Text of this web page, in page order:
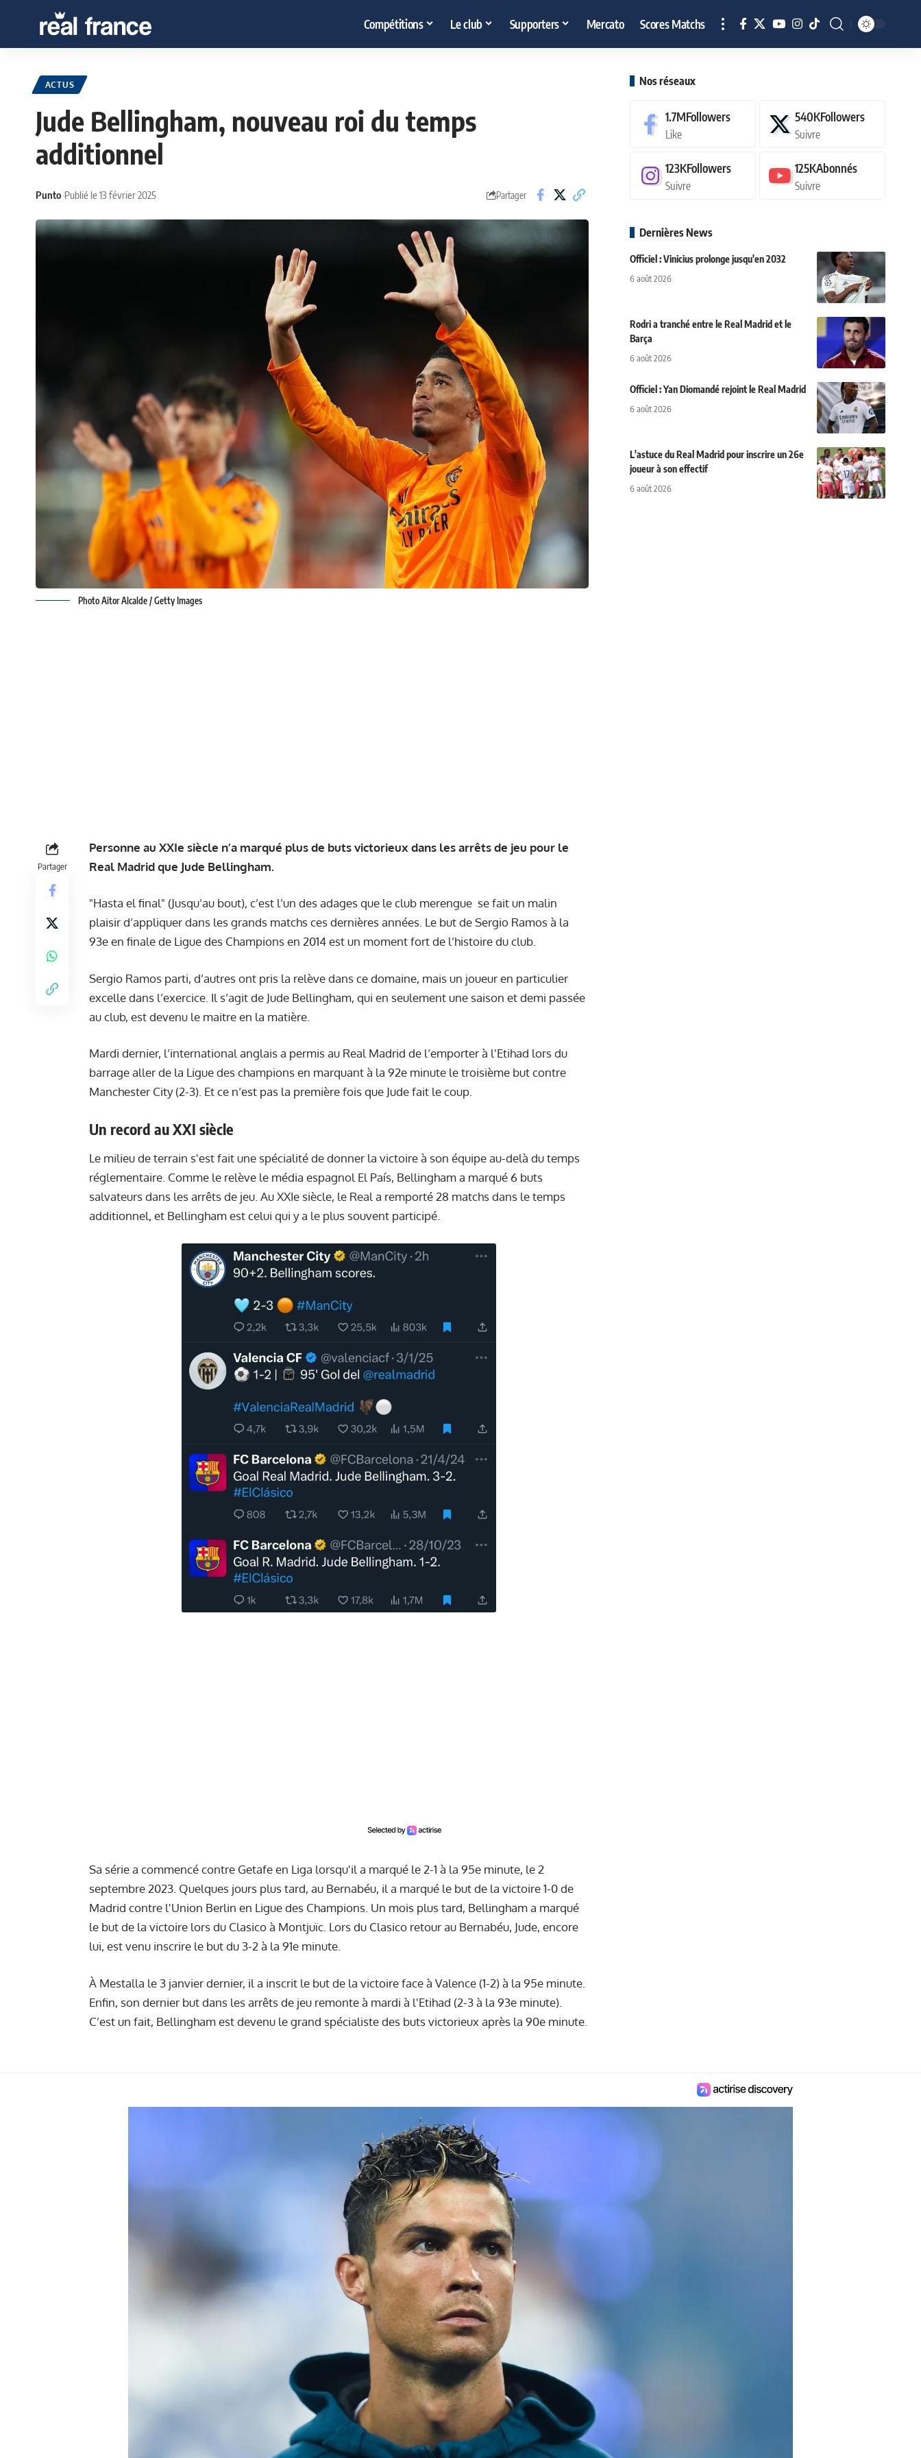
Compétitions Le club Supporters Mercato Scores Matchs
ACTUS
Jude Bellingham, nouveau roi du temps
additionnel
Punto Publié le 13 février 2025 Partager
Photo Aitor Alcalde / Getty Images
Partager
Personne au XXIe siècle n’a marqué plus de buts victorieux dans les arrêts de jeu pour le
Real Madrid que Jude Bellingham.
"Hasta el final" (Jusqu’au bout), c’est l’un des adages que le club merengue se fait un malin
plaisir d’appliquer dans les grands matchs ces dernières années. Le but de Sergio Ramos à la
93e en finale de Ligue des Champions en 2014 est un moment fort de l’histoire du club.
Sergio Ramos parti, d’autres ont pris la relève dans ce domaine, mais un joueur en particulier
excelle dans l’exercice. Il s’agit de Jude Bellingham, qui en seulement une saison et demi passée
au club, est devenu le maitre en la matière.
Mardi dernier, l’international anglais a permis au Real Madrid de l’emporter à l'Etihad lors du
barrage aller de la Ligue des champions en marquant à la 92e minute le troisième but contre
Manchester City (2-3). Et ce n’est pas la première fois que Jude fait le coup.
Un record au XXI siècle
Le milieu de terrain s'est fait une spécialité de donner la victoire à son équipe au-delà du temps
réglementaire. Comme le relève le média espagnol El País, Bellingham a marqué 6 buts
salvateurs dans les arrêts de jeu. Au XXIe siècle, le Real a remporté 28 matchs dans le temps
additionnel, et Bellingham est celui qui y a le plus souvent participé.
Sa série a commencé contre Getafe en Liga lorsqu'il a marqué le 2-1 à la 95e minute, le 2
septembre 2023. Quelques jours plus tard, au Bernabéu, il a marqué le but de la victoire 1-0 de
Madrid contre l'Union Berlin en Ligue des Champions. Un mois plus tard, Bellingham a marqué
le but de la victoire lors du Clasico à Montjuïc. Lors du Clasico retour au Bernabéu, Jude, encore
lui, est venu inscrire le but du 3-2 à la 91e minute.
À Mestalla le 3 janvier dernier, il a inscrit le but de la victoire face à Valence (1-2) à la 95e minute.
Enfin, son dernier but dans les arrêts de jeu remonte à mardi à l'Etihad (2-3 à la 93e minute).
C’est un fait, Bellingham est devenu le grand spécialiste des buts victorieux après la 90e minute.
Nos réseaux
1.7MFollowers
Like
540KFollowers
Suivre
123KFollowers
Suivre
125KAbonnés
Suivre
Dernières News
Officiel : Vinicius prolonge jusqu'en 2032
6 août 2026
Rodri a tranché entre le Real Madrid et le
Barça
6 août 2026
Officiel : Yan Diomandé rejoint le Real Madrid
6 août 2026
L'astuce du Real Madrid pour inscrire un 26e
joueur à son effectif
6 août 2026